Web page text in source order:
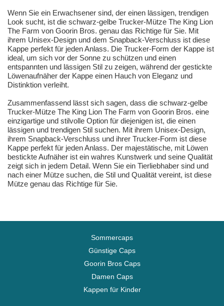
Wenn Sie ein Erwachsener sind, der einen lässigen, trendigen
Look sucht, ist die schwarz-gelbe Trucker-Mütze The King Lion
The Farm von Goorin Bros. genau das Richtige für Sie. Mit
ihrem Unisex-Design und dem Snapback-Verschluss ist diese
Kappe perfekt für jeden Anlass. Die Trucker-Form der Kappe ist
ideal, um sich vor der Sonne zu schützen und einen
entspannten und lässigen Stil zu zeigen, während der gestickte
Löwenaufnäher der Kappe einen Hauch von Eleganz und
Distinktion verleiht.
Zusammenfassend lässt sich sagen, dass die schwarz-gelbe
Trucker-Mütze The King Lion The Farm von Goorin Bros. eine
einzigartige und stilvolle Option für diejenigen ist, die einen
lässigen und trendigen Stil suchen. Mit ihrem Unisex-Design,
ihrem Snapback-Verschluss und ihrer Trucker-Form ist diese
Kappe perfekt für jeden Anlass. Der majestätische, mit Löwen
bestickte Aufnäher ist ein wahres Kunstwerk und seine Qualität
zeigt sich in jedem Detail. Wenn Sie ein Tierliebhaber sind und
nach einer Mütze suchen, die Stil und Qualität vereint, ist diese
Mütze genau das Richtige für Sie.
Sommercaps
Günstige Caps
Goorin Bros Caps
Damen Caps
Kappen für Kinder